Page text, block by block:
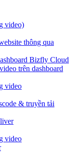
video)
thông qua
Bizfly Cloud
trên dashboard
video
& truyền tải
video